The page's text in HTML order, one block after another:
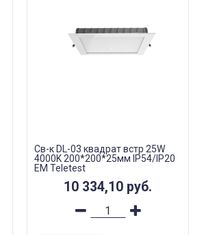
Св-к DL-03 квадрат встр 25W
4000K 200*200*25мм IP54/IP20
EM Teletest
10 334,10 руб.